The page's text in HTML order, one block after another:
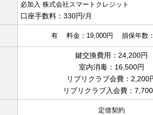
必加入 株式会社スマートクレジット
口座手数料：330円/月
有 料金：19,000円 損保年数
鍵交換費用：24,200円
室内消毒：16,500円
リブリクラブ会費：2,200
リブリクラブ入会費：
定借契約